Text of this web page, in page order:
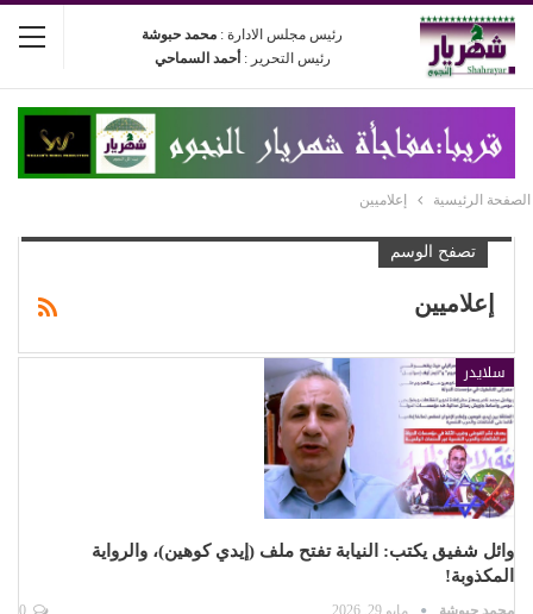
رئيس مجلس الادارة : محمد حبوشة
رئيس التحرير : أحمد السماحي
الصفحة الرئيسية إعلاميين
تصفح الوسم
إعلاميين
سلايدر
وائل شفيق يكتب: النيابة تفتح ملف (إيدي كوهين)، والرواية
المكذوبة!
محمد حبوشة مايو 29, 2026